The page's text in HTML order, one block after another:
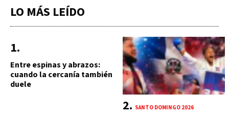
LO MÁS LEÍDO
Entre espinas y abrazos:
cuando la cercanía también
duele
SANTO DOMINGO 2026